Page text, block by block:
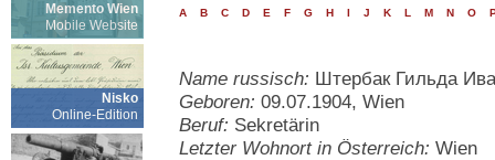
Memento Wien
Mobile Website
Nisko
Online-Edition
A B C D E F G H I J K L M N O
Name russisch: Штербак Гильда
Geboren: 09.07.1904, Wien
Beruf: Sekretärin
Letzter Wohnort in Österreich: Wien